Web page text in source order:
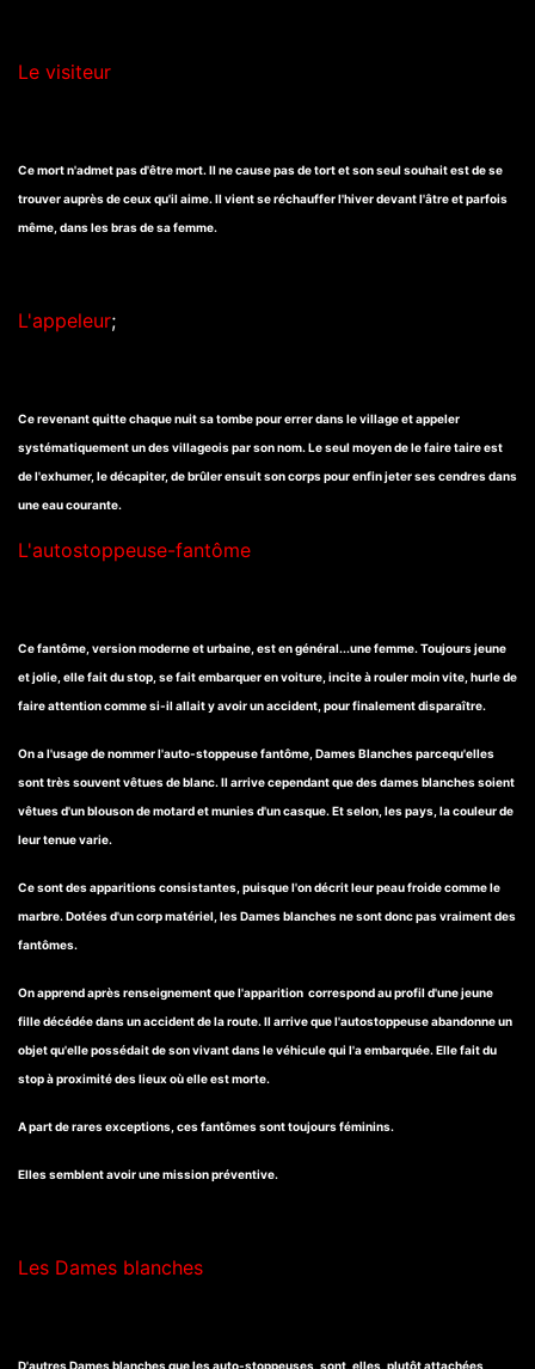
Le visiteur
Ce mort n'admet pas d'être mort. Il ne cause pas de tort et son seul souhait est de se
trouver auprès de ceux qu'il aime. Il vient se réchauffer l'hiver devant l'âtre et parfois
même, dans les bras de sa femme.
L'appeleur;
Ce revenant quitte chaque nuit sa tombe pour errer dans le village et appeler
systématiquement un des villageois par son nom. Le seul moyen de le faire taire est
de l'exhumer, le décapiter, de brûler ensuit son corps pour enfin jeter ses cendres dans
une eau courante.
L'autostoppeuse-fantôme
Ce fantôme, version moderne et urbaine, est en général...une femme. Toujours jeune
et jolie, elle fait du stop, se fait embarquer en voiture, incite à rouler moin vite, hurle de
faire attention comme si-il allait y avoir un accident, pour finalement disparaître.
On a l'usage de nommer l'auto-stoppeuse fantôme, Dames Blanches parcequ'elles
sont très souvent vêtues de blanc. Il arrive cependant que des dames blanches soient
vêtues d'un blouson de motard et munies d'un casque. Et selon, les pays, la couleur de
leur tenue varie.
Ce sont des apparitions consistantes, puisque l'on décrit leur peau froide comme le
marbre. Dotées d'un corp matériel, les Dames blanches ne sont donc pas vraiment des
fantômes.
On apprend après renseignement que l'apparition correspond au profil d'une jeune
fille décédée dans un accident de la route. Il arrive que l'autostoppeuse abandonne un
objet qu'elle possédait de son vivant dans le véhicule qui l'a embarquée. Elle fait du
stop à proximité des lieux où elle est morte.
A part de rares exceptions, ces fantômes sont toujours féminins.
Elles semblent avoir une mission préventive.
Les Dames blanches
D'autres Dames blanches que les auto-stoppeuses, sont, elles, plutôt attachées